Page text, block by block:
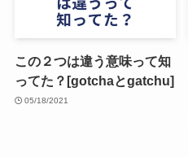
[意外と知らない？]流行り
のDad shoes, Bulky
footwear, Chunky sneaker
ってどういう意味？
05/20/2021